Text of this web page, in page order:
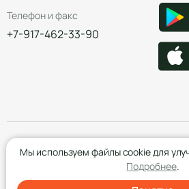
Телефон и факс
+7-917-462-33-90
Мы используем файлы cookie для
Подробнее.